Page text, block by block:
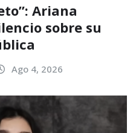
Ariana
sobre su
Ago 4, 2026